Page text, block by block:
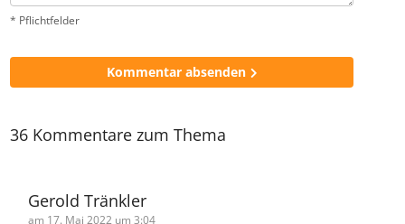
Kommentar*
* Pflichtfelder